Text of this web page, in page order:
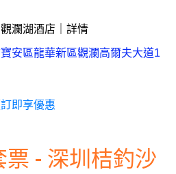
瀾湖酒店｜詳情
安區龍華新區觀瀾高爾夫大道1
即享優惠
- 深圳桔釣沙